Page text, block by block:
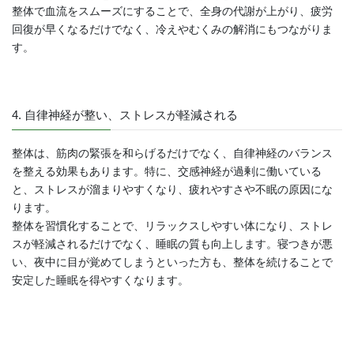
整体で血流をスムーズにすることで、全身の代謝が上がり、疲労
回復が早くなるだけでなく、冷えやむくみの解消にもつながりま
す。
4. 自律神経が整い、ストレスが軽減される
整体は、筋肉の緊張を和らげるだけでなく、自律神経のバランス
を整える効果もあります。特に、交感神経が過剰に働いている
と、ストレスが溜まりやすくなり、疲れやすさや不眠の原因にな
ります。
整体を習慣化することで、リラックスしやすい体になり、ストレ
スが軽減されるだけでなく、睡眠の質も向上します。寝つきが悪
い、夜中に目が覚めてしまうといった方も、整体を続けることで
安定した睡眠を得やすくなります。